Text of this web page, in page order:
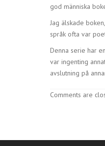
god människa
Jag älskade
språk ofta var
Denna serie har
var ingenting
avslutning på
Comments are